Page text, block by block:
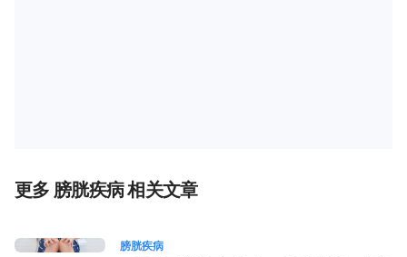
更多 膀胱疾病 相关文章
膀胱疾病